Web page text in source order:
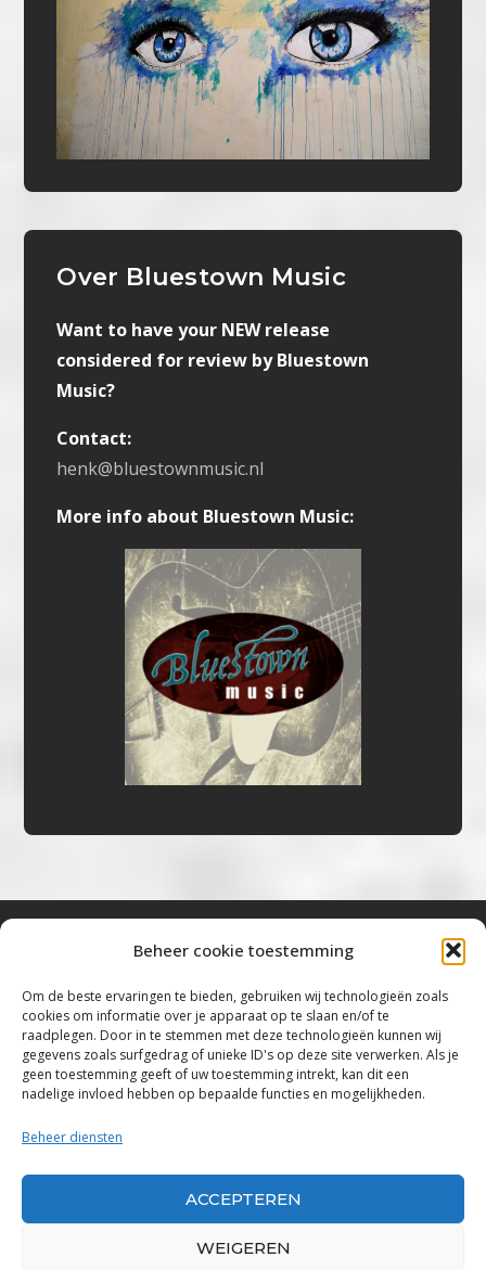
Beheer cookie toestemming
Om de beste ervaringen te bieden, gebruiken wij technologieën zoals
cookies om informatie over je apparaat op te slaan en/of te
raadplegen. Door in te stemmen met deze technologieën kunnen wij
gegevens zoals surfgedrag of unieke ID's op deze site verwerken. Als je
geen toestemming geeft of uw toestemming intrekt, kan dit een
nadelige invloed hebben op bepaalde functies en mogelijkheden.
Beheer diensten
ACCEPTEREN
WEIGEREN
Over Bluestown Music
Want to have your NEW release
considered for review by Bluestown
Music?
Contact:
henk@bluestownmusic.nl
More info about Bluestown Music:
“Voor de mooiste Blues, Rock, Roots &
Americana”
Copyright 2019 – 2026 Bluestown Music – All